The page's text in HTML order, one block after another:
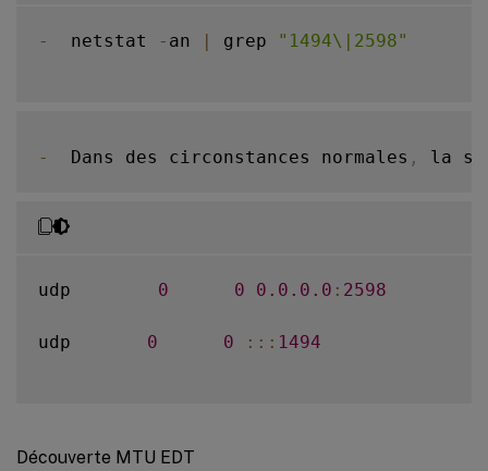
-
  netstat
- an | grep "1494\|2598"
-
  Dans des circonstances normales
, la
udp 0 0 0.0 .0 .0 : 2598
udp 0 0 : : : 1494
Découverte MTU EDT